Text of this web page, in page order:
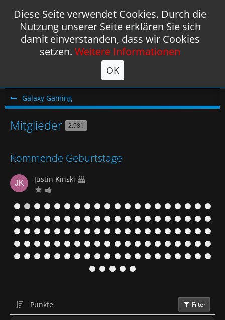
Galaxy Gaming
Mitglieder 2.981
Kommende Geburtstage
Justin Kinski
Punkte Filter
Diese Seite verwendet Cookies. Durch die
Nutzung unserer Seite erklären Sie sich
damit einverstanden, dass wir Cookies
setzen. Weitere Informationen
OK